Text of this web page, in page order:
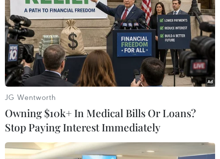
JG Wentworth
Owning $10k+ In Medical Bills Or Loans?
Stop Paying Interest Immediately